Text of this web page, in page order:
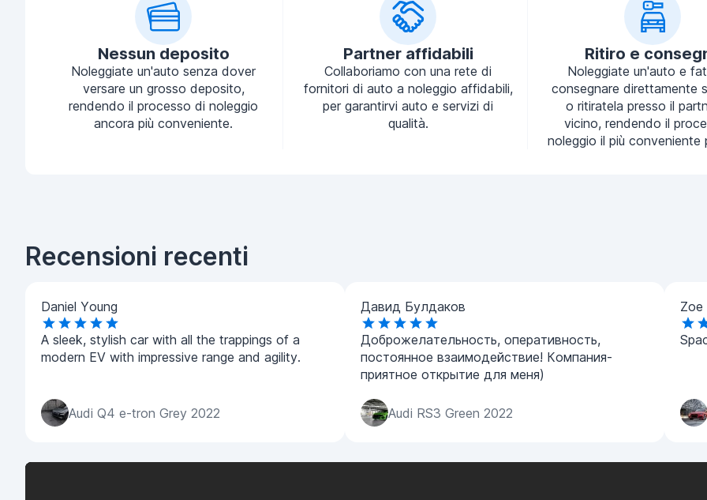
Nessun deposito
Noleggiate un'auto senza dover
versare un grosso deposito,
rendendo il processo di noleggio
ancora più conveniente.
Partner affidabili
Collaboriamo con una rete di
fornitori di auto a noleggio affidabili,
per garantirvi auto e servizi di
qualità.
Ritiro e
Noleggiate un'auto e
consegnare direttamente
o ritiratela presso il
vicino, rendendo il
noleggio il più conveniente
Recensioni recenti
Daniel Young
A sleek, stylish car with all the trappings of a
modern EV with impressive range and agility.
Audi Q4 e-tron Grey 2022
Давид Булдаков
Доброжелательность, оперативность,
постоянное взаимодействие! Компания-
приятное открытие для меня)
Audi RS3 Green 2022
Zoe